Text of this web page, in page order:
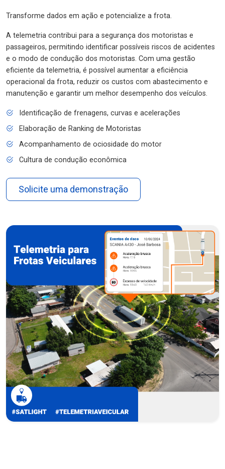
Transforme dados em ação e potencialize a frota.
A telemetria contribui para a segurança dos motoristas e
passageiros, permitindo identificar possíveis riscos de acidentes
e o modo de condução dos motoristas. Com uma gestão
eficiente da telemetria, é possível aumentar a eficiência
operacional da frota, reduzir os custos com abastecimento e
manutenção e garantir um melhor desempenho dos veículos.
Identificação de frenagens, curvas e acelerações
Elaboração de Ranking de Motoristas
Acompanhamento de ociosidade do motor
Cultura de condução econômica
Solicite uma demonstração